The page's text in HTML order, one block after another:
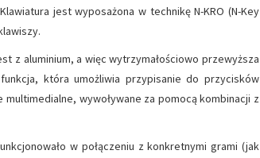
jest wyposażona w technikę N-KRO (N-Key
z aluminium, a więc wytrzymałościowo przewyższa
która umożliwia przypisanie do przycisków
wywoływane za pomocą kombinacji z
w połączeniu z konkretnymi grami (jak